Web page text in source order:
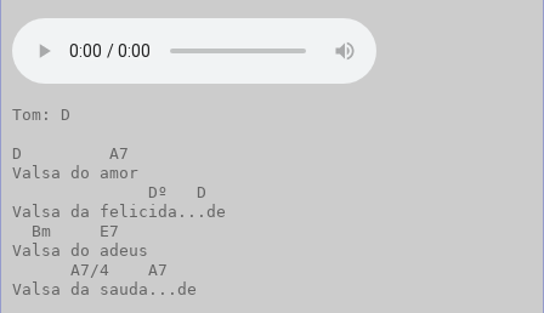
Tom: D
D         A7
Valsa do amor
              Dº   D
Valsa da felicida...de
  Bm     E7
Valsa do adeus
      A7/4    A7
Valsa da sauda...de